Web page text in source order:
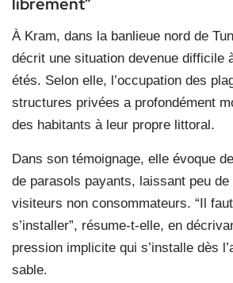
À Kram, dans la banlieue nord de
décrit une situation devenue difficile
étés. Selon elle, l’occupation des
structures privées a profondément
des habitants à leur propre littoral.
Dans son témoignage, elle évoque
de parasols payants, laissant peu de
visiteurs non consommateurs. “Il
s’installer”, résume-t-elle, en
pression implicite qui s’installe dès
sable.